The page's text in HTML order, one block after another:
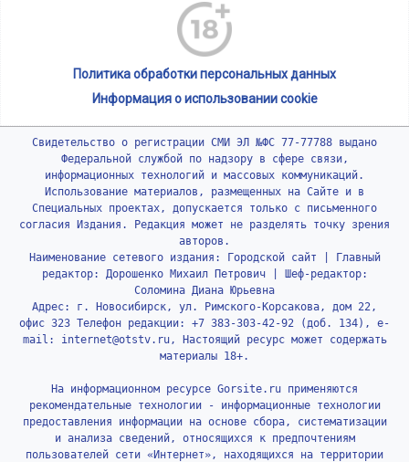
Политика обработки персональных данных
Информация о использовании cookie
Свидетельство о регистрации СМИ ЭЛ №ФС 77-77788 выдано
Федеральной службой по надзору в сфере связи,
информационных технологий и массовых коммуникаций.
Использование материалов, размещенных на Сайте и в
Специальных проектах, допускается только с письменного
согласия Издания. Редакция может не разделять точку зрения
авторов.
Наименование сетевого издания: Городской сайт | Главный
редактор: Дорошенко Михаил Петрович | Шеф-редактор:
Соломина Диана Юрьевна
Адрес: г. Новосибирск, ул. Римского-Корсакова, дом 22,
офис 323 Телефон редакции: +7 383-303-42-92 (доб. 134), e-
mail: internet@otstv.ru, Настоящий ресурс может содержать
материалы 18+.
На информационном ресурсе Gorsite.ru применяются
рекомендательные технологии - информационные технологии
предоставления информации на основе сбора, систематизации
и анализа сведений, относящихся к предпочтениям
пользователей сети «Интернет», находящихся на территории